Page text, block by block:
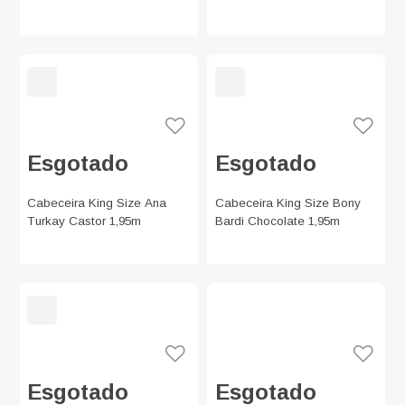
Esgotado
Cabeceira King Size Ana
Turkay Castor 1,95m
Esgotado
Cabeceira King Size Bony
Bardi Chocolate 1,95m
Esgotado Esgotado